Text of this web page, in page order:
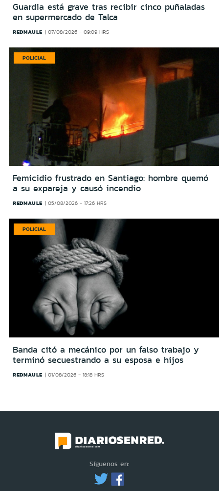
Guardia está grave tras recibir cinco puñaladas
en supermercado de Talca
REDMAULE 07/08/2026 - 09:09 HRS
POLICIAL
Femicidio frustrado en Santiago: hombre quemó
a su expareja y causó incendio
REDMAULE 05/08/2026 - 17:26 HRS
POLICIAL
Banda citó a mecánico por un falso trabajo y
terminó secuestrando a su esposa e hijos
REDMAULE 01/08/2026 - 18:18 HRS
Síguenos en: